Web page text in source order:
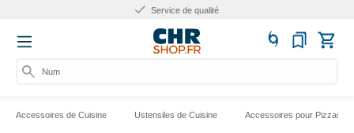
Service de qualité
Numér
Accessoires de Cuisine Ustensiles de Cuisine Accessoires pour Pizzas